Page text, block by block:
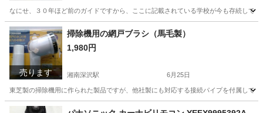
なにせ、３０年ほど前のガイドですから、ここに記載されている学校が今も存続して
神奈川 鎌倉市 湘南深沢駅 参考書
売ります
掃除機用の網戸ブラシ（馬毛製）
1,980円
湘南深沢駅 6月25日
東芝製の掃除機用に作られた製品ですが、他社製にも対応する接続パイプを付属してい
神奈川 鎌倉市 湘南深沢駅 その他